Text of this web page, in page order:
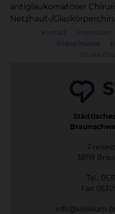
antiglaukomatöser
Netzhaut-/
Kontakt Impressum
Bildnachweise
Cookie
38118
Tel.:
Fax:
info@klinikum-